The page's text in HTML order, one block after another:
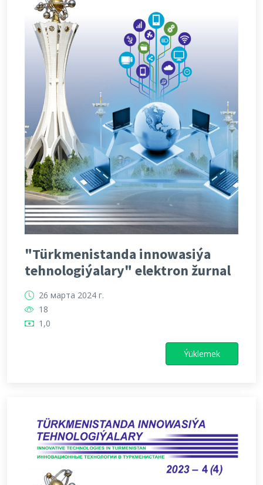
"Türkmenistanda innowasiýa
tehnologiýalary" elektron žurnal
26 марта 2024 г.
18
1,0
Ýüklemek